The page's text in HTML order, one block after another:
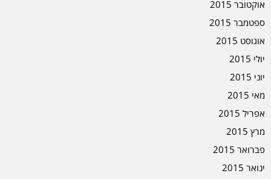
אוקטובר 2015
ספטמבר 2015
אוגוסט 2015
יולי 2015
יוני 2015
מאי 2015
אפריל 2015
מרץ 2015
פברואר 2015
ינואר 2015